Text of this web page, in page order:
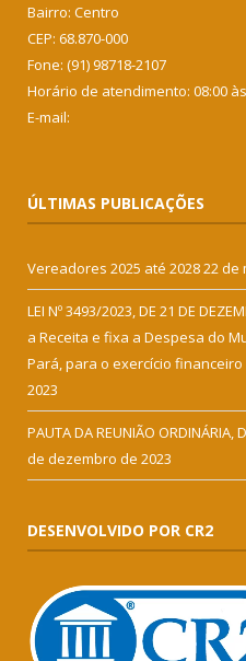
Bairro: Centro
CEP: 68.870-000
Fone: (91) 98718-2107
Horário de atendimento: 08:00
E-mail:
ÚLTIMAS PUBLICAÇÕES
Vereadores 2025 até 202822 de
LEI Nº 3493/2023, DE 21 DE
a Receita e fixa a Despesa do
Pará, para o exercício financeiro
2023
PAUTA DA REUNIÃO ORDINÁRIA,
de dezembro de 2023
DESENVOLVIDO POR CR2